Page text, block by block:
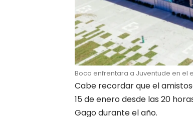
Boca enfrentara a Juventude en el
Cabe recordar que el
15 de enero desde las 20
Gago durante el año.